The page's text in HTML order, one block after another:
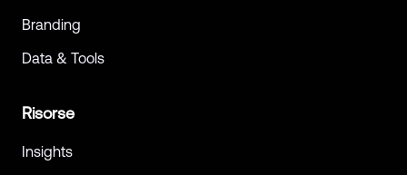
Branding
Data & Tools
Risorse
Insights